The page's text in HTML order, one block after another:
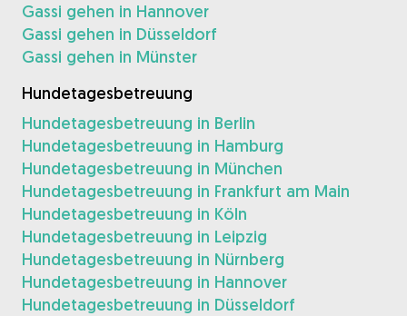
Gassi gehen in Hannover
Gassi gehen in Düsseldorf
Gassi gehen in Münster
Hundetagesbetreuung
Hundetagesbetreuung in Berlin
Hundetagesbetreuung in Hamburg
Hundetagesbetreuung in München
Hundetagesbetreuung in Frankfurt am Main
Hundetagesbetreuung in Köln
Hundetagesbetreuung in Leipzig
Hundetagesbetreuung in Nürnberg
Hundetagesbetreuung in Hannover
Hundetagesbetreuung in Düsseldorf